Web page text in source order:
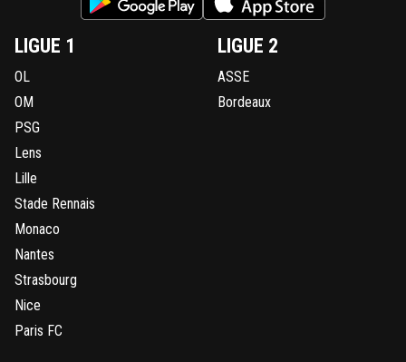
LIGUE 1
OL
OM
PSG
Lens
Lille
Stade Rennais
Monaco
Nantes
Strasbourg
Nice
Paris FC
LIGUE 2
ASSE
Bordeaux